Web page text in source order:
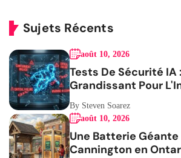
Sujets Récents
août 10, 2026
Tests De Sécurité IA
Grandissant Pour
By Steven Soarez
août 10, 2026
Une Batterie
Cannington en